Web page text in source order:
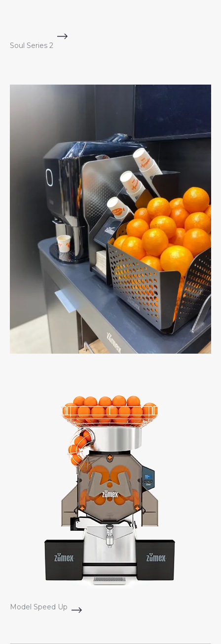
Soul Series 2
Model Speed Up